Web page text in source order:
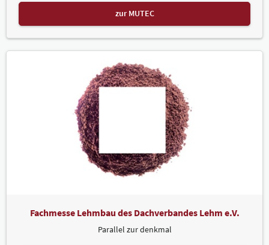
zur MUTEC
Fachmesse Lehmbau des Dachverbandes Lehm e.V.
Parallel zur denkmal